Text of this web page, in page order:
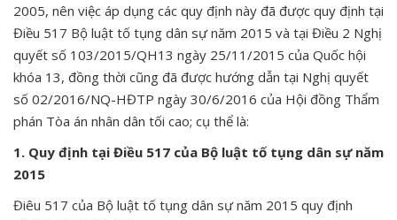
2005, nên việc áp dụng các quy định này đã được quy định tại
Điều 517 Bộ luật tố tụng dân sự năm 2015 và tại Điều 2 Nghị
quyết số 103/2015/QH13 ngày 25/11/2015 của Quốc hội
khóa 13, đồng thời cũng đã được hướng dẫn tại Nghị quyết
số 02/2016/NQ-HĐTP ngày 30/6/2016 của Hội đồng Thẩm
phán Tòa án nhân dân tối cao; cụ thể là:
1. Quy định tại Điều 517 của Bộ luật tố tụng dân sự năm
2015
Điêu 517 của Bộ luật tố tụng dân sự năm 2015 quy định